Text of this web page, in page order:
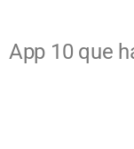
App 10 que